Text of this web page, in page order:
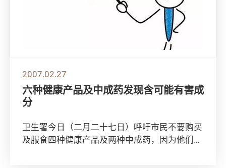
2007.02.27
六种健康产品及中成药发现含可能有害成
分
卫生署今日（二月二十七日）呼吁市民不要购买
及服食四种健康产品及两种中成药，因为他们被